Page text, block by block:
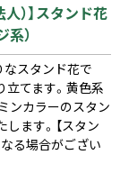
人）】スタンド花
）
なスタンド花で
立てます。黄色系
ンカラーのスタン
ます。【スタン
なる場合がござい